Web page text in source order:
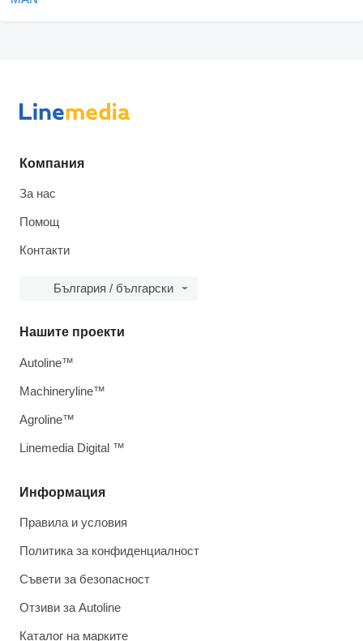
Компания
За нас
Помощ
Контакти
България / български
Информация
Правила и условия
Политика за конфиденциалност
Съвети за безопасност
Отзиви за Autoline
Каталог на марките
Нашите проекти
Autoline™
Machineryline™
Agroline™
Linemedia Digital ™